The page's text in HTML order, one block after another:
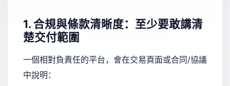
1. 合規與條款清晰度：至少要敢講清
楚交付範圍
一個相對負責任的平台，會在交易頁面或合同/協議
中說明：